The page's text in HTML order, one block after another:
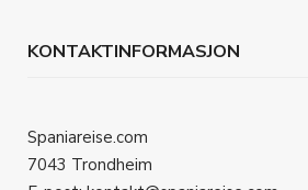
KONTAKTINFORMASJON
Spaniareise.com
7043 Trondheim